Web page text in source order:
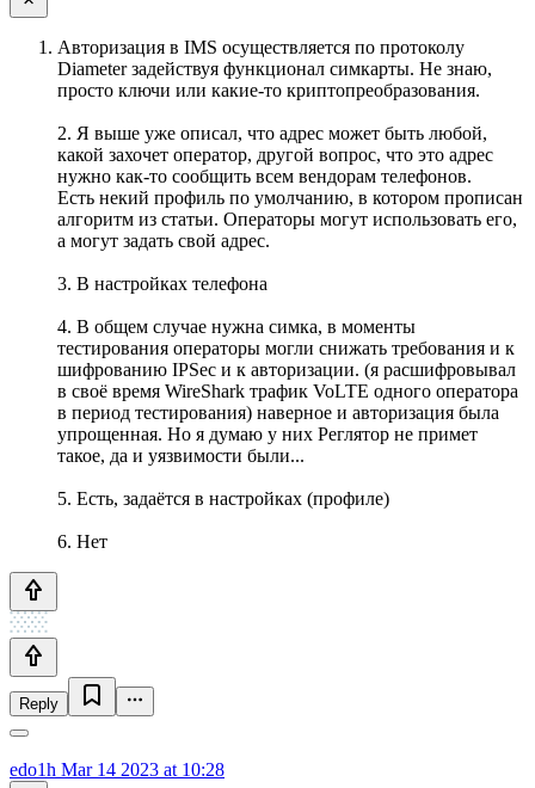
Авторизация в IMS осуществляется по протоколу
Diameter задействуя функционал симкарты. Не знаю,
просто ключи или какие-то криптопреобразования.
2. Я выше уже описал, что адрес может быть любой,
какой захочет оператор, другой вопрос, что это адрес
нужно как-то сообщить всем вендорам телефонов.
Есть некий профиль по умолчанию, в котором прописан
алгоритм из статьи. Операторы могут использовать его,
а могут задать свой адрес.
3. В настройках телефона
4. В общем случае нужна симка, в моменты
тестирования операторы могли снижать требования и к
шифрованию IPSec и к авторизации. (я расшифровывал
в своё время WireShark трафик VoLTE одного оператора
в период тестирования) наверное и авторизация была
упрощенная. Но я думаю у них Реглятор не примет
такое, да и уязвимости были...
5. Есть, задаётся в настройках (профиле)
6. Нет
Reply
edo1h Mar 14 2023 at 10:28